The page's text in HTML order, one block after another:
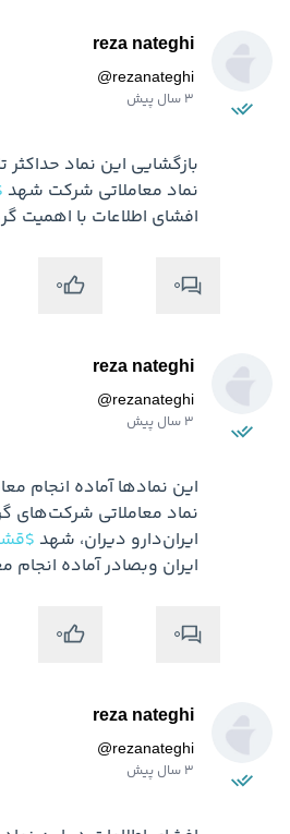
reza nateghi
@rezanateghi
3 سال پیش
نماد معاملاتی شرکت شهد
افشای اطلاعات با اهمیت
0
0
reza nateghi
@rezanateghi
3 سال پیش
ایران‌دارو دیران، شهد
ایران وبصادر آماده انجام
0
0
reza nateghi
@rezanateghi
3 سال پیش